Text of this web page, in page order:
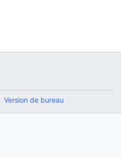
Version de bureau